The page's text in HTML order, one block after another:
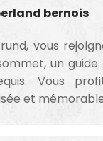
bernois
vous
un
Vous
et